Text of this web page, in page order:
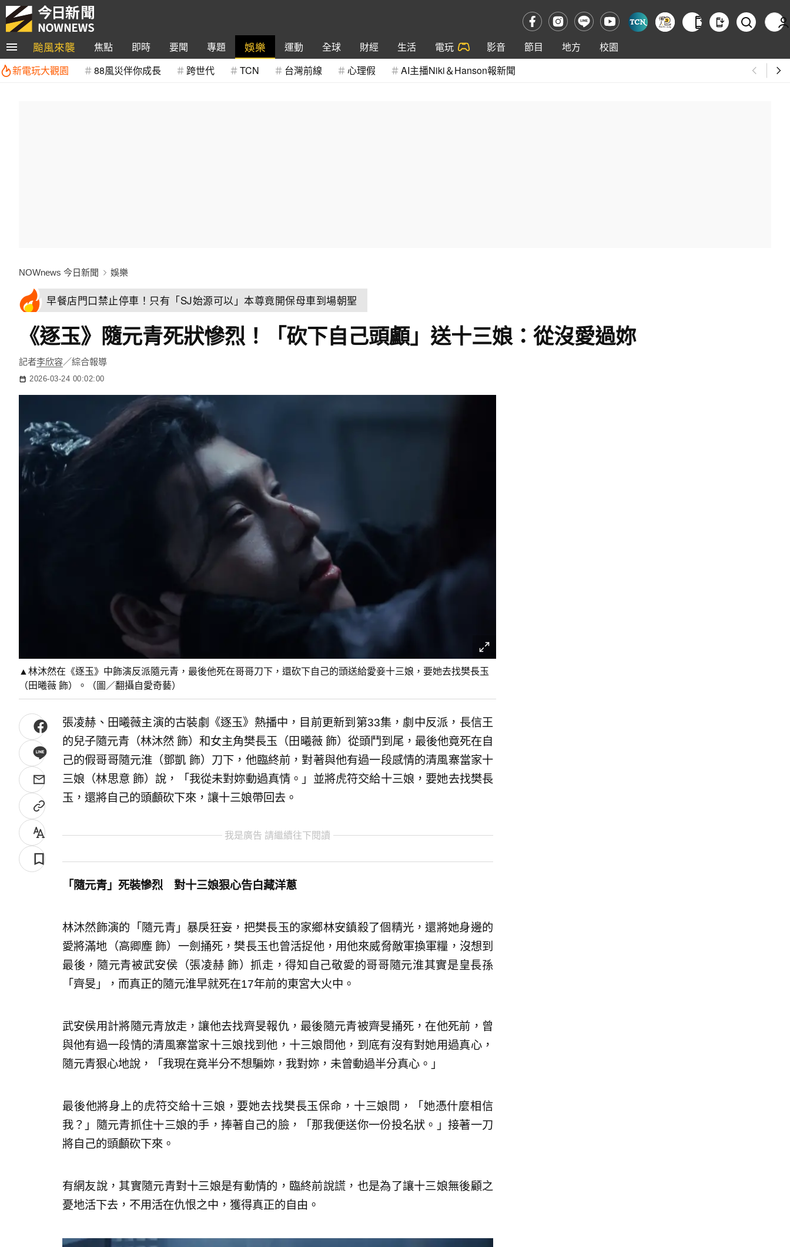
颱風來襲 焦點 即時 要聞 專題 娛樂 運動 全球 財經 生活 電玩 影音 節目 地方
校園
新電玩大觀園
88風災伴你成長 跨世代 TCN 台灣前線 心理假 AI主播Niki＆Hanson報新聞
NOWnews 今日新聞 娛樂
早餐店門口禁止停車！只有「SJ始源可以」本尊竟開保母車到場朝聖
《逐玉》隨元青死狀慘烈！「砍下自己頭顱」送十三娘：從沒愛過妳
記者李欣容／綜合報導
2026-03-24 00:02:00
▲林沐然在《逐玉》中飾演反派隨元青，最後他死在哥哥刀下，還砍下自己的頭送給愛妾十三娘，要她去找樊長玉
（田曦薇 飾）。（圖／翻攝自愛奇藝）
張凌赫、田曦薇主演的古裝劇《逐玉》熱播中，目前更新到第33集，劇中反派，長信王
的兒子隨元青（林沐然 飾）和女主角樊長玉（田曦薇 飾）從頭鬥到尾，最後他竟死在自
己的假哥哥隨元淮（鄧凱 飾）刀下，他臨終前，對著與他有過一段感情的清風寨當家十
三娘（林思意 飾）說，「我從未對妳動過真情。」並將虎符交給十三娘，要她去找樊長
玉，還將自己的頭顱砍下來，讓十三娘帶回去。
我是廣告 請繼續往下閱讀
「隨元青」死裝慘烈 對十三娘狠心告白藏洋蔥
林沐然飾演的「隨元青」暴戾狂妄，把樊長玉的家鄉林安鎮殺了個精光，還將她身邊的
愛將滿地（高卿塵 飾）一劍捅死，樊長玉也曾活捉他，用他來威脅敵軍換軍糧，沒想到
最後，隨元青被武安侯（張凌赫 飾）抓走，得知自己敬愛的哥哥隨元淮其實是皇長孫
「齊旻」，而真正的隨元淮早就死在17年前的東宮大火中。
武安侯用計將隨元青放走，讓他去找齊旻報仇，最後隨元青被齊旻捅死，在他死前，曾
與他有過一段情的清風寨當家十三娘找到他，十三娘問他，到底有沒有對她用過真心，
隨元青狠心地說，「我現在竟半分不想騙妳，我對妳，未曾動過半分真心。」
最後他將身上的虎符交給十三娘，要她去找樊長玉保命，十三娘問，「她憑什麼相信
我？」隨元青抓住十三娘的手，捧著自己的臉，「那我便送你一份投名狀。」接著一刀
將自己的頭顱砍下來。
有網友說，其實隨元青對十三娘是有動情的，臨終前說謊，也是為了讓十三娘無後顧之
憂地活下去，不用活在仇恨之中，獲得真正的自由。